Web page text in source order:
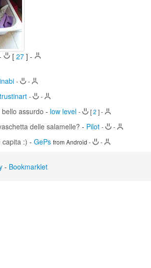
[ 27 ] -
- -
trustinart - -
assurdo - low level - [2 ]-
delle salamelle? - Pilot - -
capita :) - GePs from Android - -
- Bookmarklet